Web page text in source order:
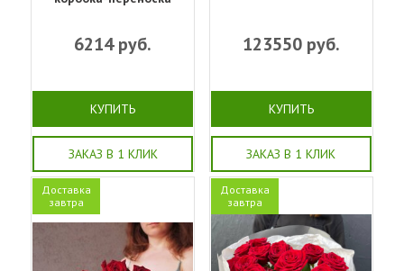
6214руб.
КУПИТЬ
ЗАКАЗ В 1 КЛИК
123550руб.
КУПИТЬ
ЗАКАЗ В 1 КЛИК
Доставка
завтра
Доставка
завтра